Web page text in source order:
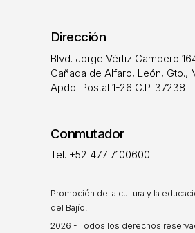
Dirección
Blvd. Jorge Vértiz Campero
Cañada de Alfaro, León, Gto.,
Apdo. Postal 1-26 C.P. 37238
Conmutador
Tel. +52 477 7100600
Promoción de la cultura y la
del Bajío.
2026 - Todos los derechos